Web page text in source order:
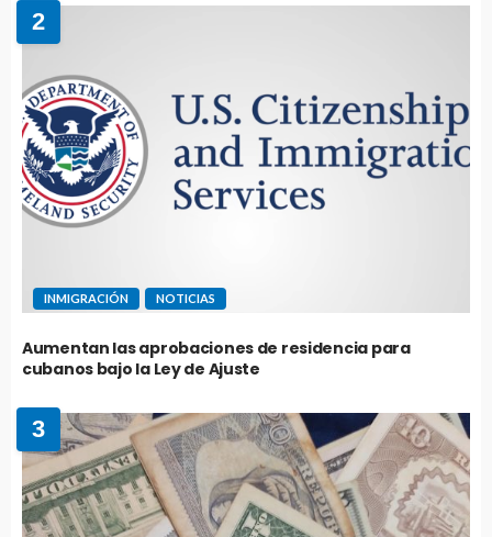
2
INMIGRACIÓN NOTICIAS
Aumentan las aprobaciones de residencia para
cubanos bajo la Ley de Ajuste
3